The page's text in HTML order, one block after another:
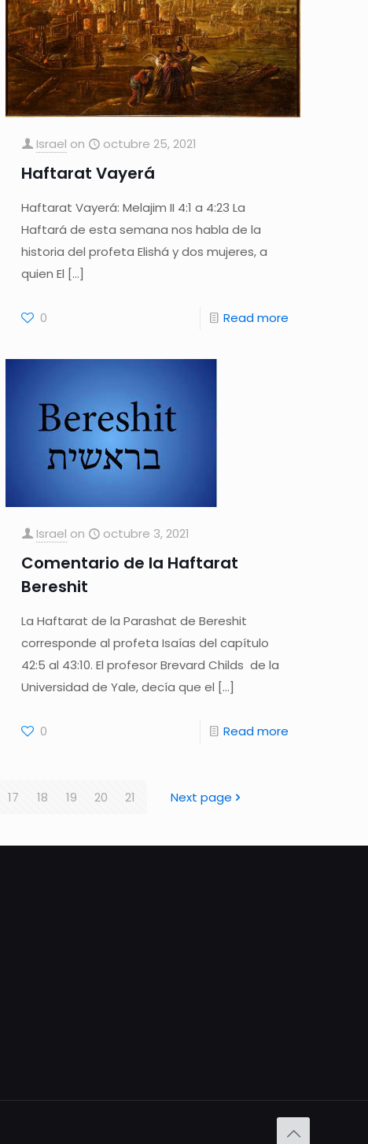
Israel on octubre 25, 2021
Haftarat Vayerá
Haftarat Vayerá: Melajim II 4:1 a 4:23 La
Haftará de esta semana nos habla de la
historia del profeta Elishá y dos mujeres, a
quien El […]
0 Read more
Israel on octubre 3, 2021
Comentario de la Haftarat
Bereshit
La Haftarat de la Parashat de Bereshit
corresponde al profeta Isaías del capítulo
42:5 al 43:10. El profesor Brevard Childs de la
Universidad de Yale, decía que el […]
0 Read more
17 18 19 20 21 Next page